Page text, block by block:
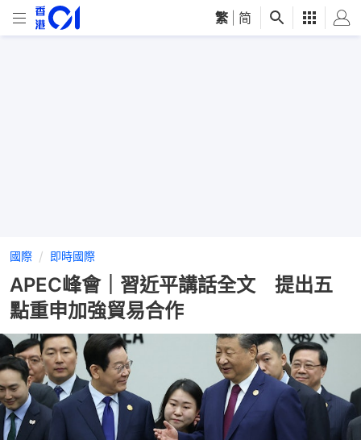
繁 简
國際 即時國際
APEC峰會｜習近平講話全文 提出五
點重申加強貿易合作